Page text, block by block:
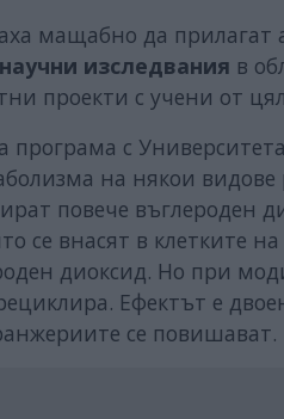
мащабно да прилагат
научни изследвания в
проекти с учени от
програма с
на някои видове
повече въглероден
се внасят в клетките
диоксид. Но при
Ефектът е
се повишават.